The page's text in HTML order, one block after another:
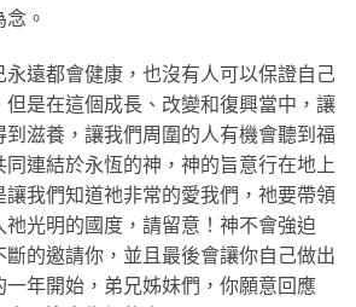
。
永遠都會健康，也沒有人可以保證自己
但是在這個成長、改變和復興當中，讓
滋養，讓我們周圍的人有機會聽到福
連結於永恆的神，神的旨意行在地上
讓我們知道祂非常的愛我們，祂要帶領
光明的國度，請留意！神不會強迫
斷的邀請你，並且最後會讓你自己做出
一年開始，弟兄姊妹們，你願意回應